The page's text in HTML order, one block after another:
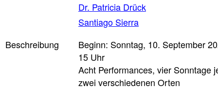
Dr. Patricia Drück
Santiago Sierra
Beschreibung
Beginn: Sonntag, 10. September
15 Uhr
Acht Performances, vier Sonntage
zwei verschiedenen Orten